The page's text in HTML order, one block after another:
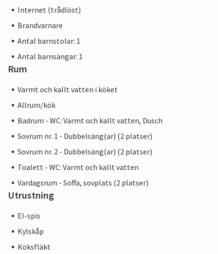
Internet (trådlöst)
Brandvarnare
Antal barnstolar: 1
Antal barnsängar: 1
Rum
Varmt och kallt vatten i köket
Allrum/kök
Badrum - WC: Varmt och kallt vatten, Dusch
Sovrum nr. 1 - Dubbelsäng(ar) (2 platser)
Sovrum nr. 2 - Dubbelsäng(ar) (2 platser)
Toalett - WC: Varmt och kallt vatten
Vardagsrum - Soffa, sovplats (2 platser)
Utrustning
El-spis
Kylskåp
Köksfläkt